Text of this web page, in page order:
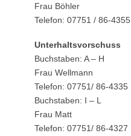
Frau Böhler
Telefon: 07751 / 86-4355
Unterhaltsvorschuss
Buchstaben: A – H
Frau Wellmann
Telefon: 07751/ 86-4335
Buchstaben: I – L
Frau Matt
Telefon: 07751/ 86-4327